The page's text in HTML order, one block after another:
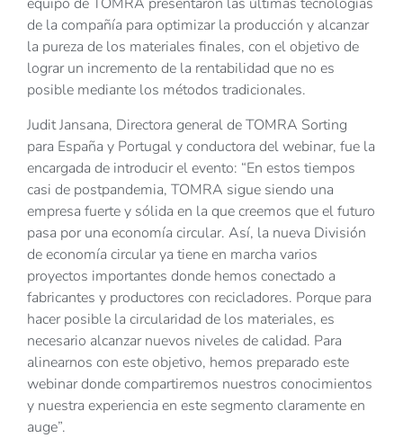
de la compañía para optimizar la producción y alcanzar
la pureza de los materiales finales, con el objetivo de
lograr un incremento de la rentabilidad que no es
posible mediante los métodos tradicionales.
Judit Jansana, Directora general de TOMRA Sorting
para España y Portugal y conductora del webinar, fue la
encargada de introducir el evento: “En estos tiempos
casi de postpandemia, TOMRA sigue siendo una
empresa fuerte y sólida en la que creemos que el futuro
pasa por una economía circular. Así, la nueva División
de economía circular ya tiene en marcha varios
proyectos importantes donde hemos conectado a
fabricantes y productores con recicladores. Porque para
hacer posible la circularidad de los materiales, es
necesario alcanzar nuevos niveles de calidad. Para
alinearnos con este objetivo, hemos preparado este
webinar donde compartiremos nuestros conocimientos
y nuestra experiencia en este segmento claramente en
auge”.